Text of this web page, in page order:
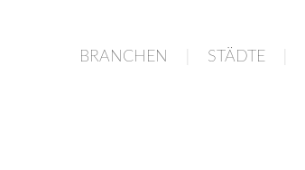
BRANCHEN STÄDTE